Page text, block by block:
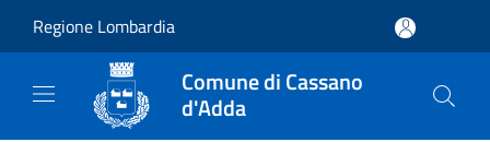
Regione Lombardia
Comune di Cassano
d'Adda